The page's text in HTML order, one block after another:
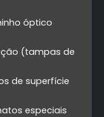
óptico
(tampas de
de superfície
especiais